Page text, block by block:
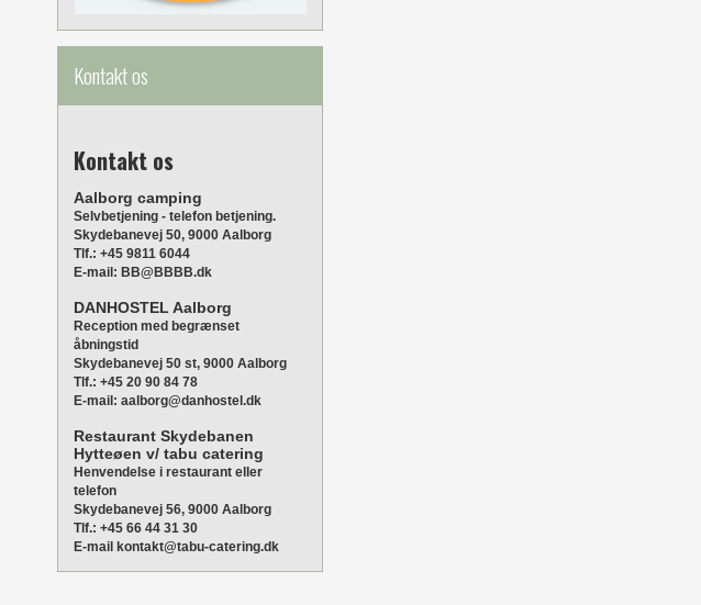
Kontakt os
Kontakt os
Aalborg camping
Selvbetjening - telefon betjening.
Skydebanevej 50, 9000 Aalborg
Tlf.: +45 9811 6044
E-mail: BB@BBBB.dk
DANHOSTEL Aalborg
Reception med begrænset
åbningstid
Skydebanevej 50 st, 9000 Aalborg
Tlf.: +45 20 90 84 78
E-mail: aalborg@danhostel.dk
Restaurant Skydebanen
Hytteøen v/ tabu catering
Henvendelse i restaurant eller
telefon
Skydebanevej 56, 9000 Aalborg
Tlf.: +45 66 44 31 30
E-mail kontakt@tabu-catering.dk